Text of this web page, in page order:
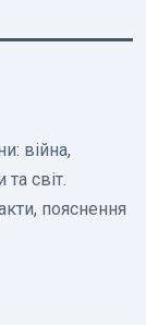
війна,
та світ.
пояснення